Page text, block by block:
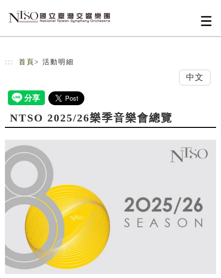
::: 首頁 > 活動明細
中文
NTSO 2025/26樂季音樂會總覽